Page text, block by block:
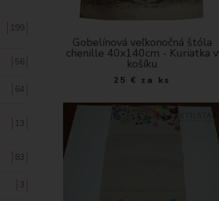
Gobelínová veľkonočná štóla
chenille 40x140cm - Kuriatka v
košíku
25 € za ks
199
56
64
13
83
3